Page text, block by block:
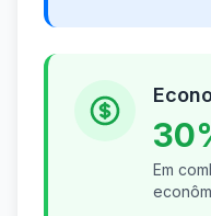
Em